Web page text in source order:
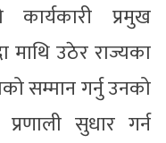
प्रमुख
उठेर राज्यका
सम्मान गर्नु उनको
सुधार गर्न